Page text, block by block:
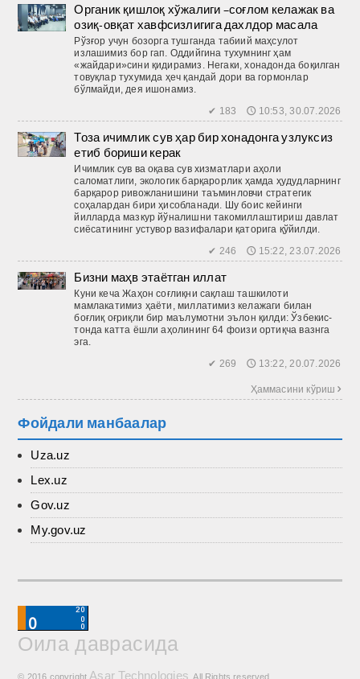
Органик қишлоқ хўжалиги –соғлом келажак ва
озиқ-овқат хавфсизлигига дахлдор масала
Рўзғор учун бозорга тушганда табиий маҳсулот
излашимиз бор гап. Оддийгина тухумнинг ҳам
«жайдари»сини қидирамиз. Негаки, хонадонда боқилган
товуқлар тухумида ҳеч қандай дори ва гормонлар
бўлмайди, дея ишонамиз.
✔ 183 🕔 10:53, 30.07.2026
Тоза ичимлик сув ҳар бир хонадонга узлуксиз
етиб бориши керак
Ичимлик сув ва оқава сув хизматлари аҳоли
саломатлиги, экологик барқарорлик ҳамда ҳудудларнинг
барқарор ривожланишини таъминловчи стратегик
соҳалардан бири ҳисобланади. Шу боис кейинги
йилларда мазкур йўналишни такомиллаштириш давлат
сиёсатининг устувор вазифалари қаторига қўйилди.
✔ 246 🕔 15:22, 23.07.2026
Бизни маҳв этаётган иллат
Куни кеча Жаҳон соғлиқни сақлаш ташкилоти
мамлакатимиз ҳаёти, миллатимиз келажаги билан
боғлиқ оғриқли бир маълумотни эълон қилди: Ўзбекис­
тонда катта ёшли аҳолининг 64 фоизи ортиқча вазнга
эга.
✔ 269 🕔 13:22, 20.07.2026
Ҳаммасини кўриш 
Фойдали манбаалар
Uza.uz
Lex.uz
Gov.uz
My.gov.uz
Оила даврасида
© 2016 copyright Asar Technologies . All Rights reserved.